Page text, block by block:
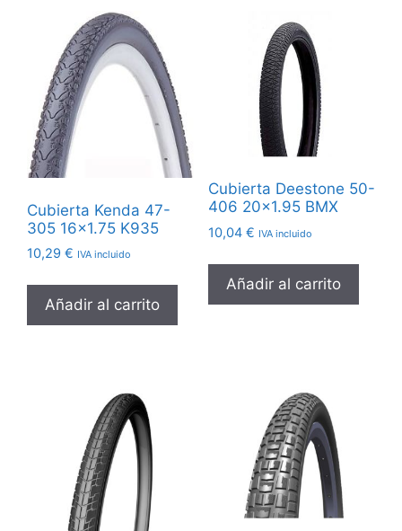
Cubierta Kenda 47-
305 16×1.75 K935
10,29 € IVA incluido
Añadir al carrito
Cubierta Deestone 50-
406 20×1.95 BMX
10,04 € IVA incluido
Añadir al carrito